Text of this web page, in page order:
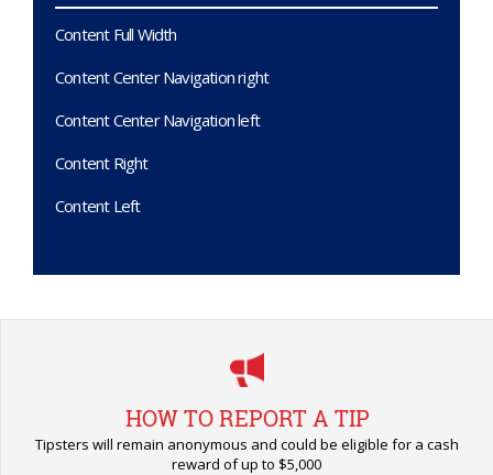
Content Full Width
Content Center Navigation right
Content Center Navigation left
Content Right
Content Left
HOW TO REPORT A TIP
Tipsters will remain anonymous and could be eligible for a cash
reward of up to $5,000